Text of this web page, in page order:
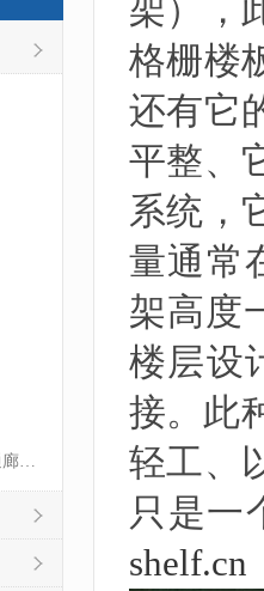
贯通货架、驶入货架、通廊货架
架），
格栅楼
还有它
平整、
系统，
量通常
架高度
楼层设
接。此
轻工、
只是一
shelf.cn